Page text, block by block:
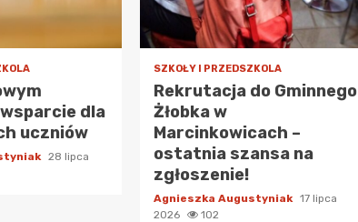
dla
uczniów
28 lipca
SZKOŁY I PRZEDSZKOLA
Rekrutacja do Gminnego
Żłobka w
Marcinkowicach –
ostatnia szansa na
zgłoszenie!
Agnieszka Augustyniak 17 lipca
2026
102